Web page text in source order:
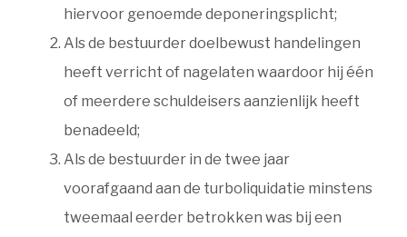
hiervoor genoemde deponeringsplicht;
Als de bestuurder doelbewust handelingen
heeft verricht of nagelaten waardoor hij één
of meerdere schuldeisers aanzienlijk heeft
benadeeld;
Als de bestuurder in de twee jaar
voorafgaand aan de turboliquidatie minstens
tweemaal eerder betrokken was bij een